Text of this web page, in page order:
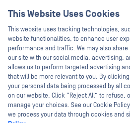
©2026 OPSWAT Công ty TNHH. Mọi quyền được
Metascan, MetaAccess , cái OPSWAT Logo,
Không tin tưởng bất kỳ thiết bị nào. OPSWAT
This Website Uses Cookies
This website uses tracking technologies,
website functionalities, to enhance user
performance and traffic. We may also
our site with our social media, advertising,
allows us to perform targeted advertising
that will be more relevant to you. By
your personal data being processed by all
on our website. Click “Reject All” to refuse,
manage your choices. See our Cookie
we process your data through cookies and
Hey there!
I'm Ozzy, your
How can I help
today?